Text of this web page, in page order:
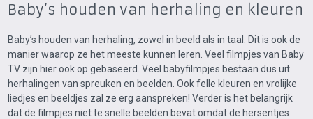
Baby’s houden van herhaling en kleuren
Baby’s houden van herhaling, zowel in beeld als in taal. Dit is ook de
manier waarop ze het meeste kunnen leren. Veel filmpjes van Baby
TV zijn hier ook op gebaseerd. Veel babyfilmpjes bestaan dus uit
herhalingen van spreuken en beelden. Ook felle kleuren en vrolijke
liedjes en beeldjes zal ze erg aanspreken! Verder is het belangrijk
dat de filmpjes niet te snelle beelden bevat omdat de hersentjes